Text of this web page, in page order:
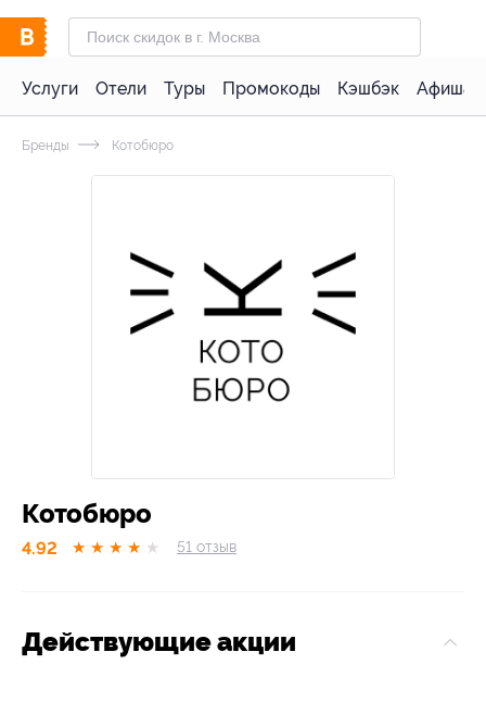
Услуги Отели Туры Промокоды Кэшбэк Афиша
Бренды Котобюро
Котобюро
4.92 ★ ★ ★ ★ ★ 51 отзыв
Действующие акции